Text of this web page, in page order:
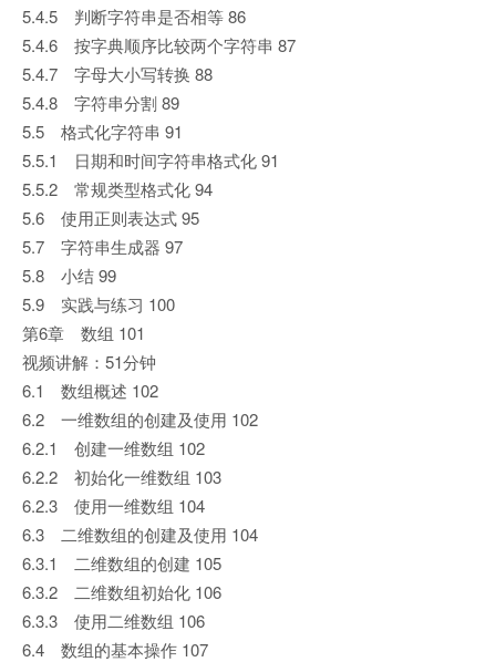
5.4.5 判断字符串是否相等 86
5.4.6 按字典顺序比较两个字符串 87
5.4.7 字母大小写转换 88
5.4.8 字符串分割 89
5.5 格式化字符串 91
5.5.1 日期和时间字符串格式化 91
5.5.2 常规类型格式化 94
5.6 使用正则表达式 95
5.7 字符串生成器 97
5.8 小结 99
5.9 实践与练习 100
第6章 数组 101
视频讲解：51分钟
6.1 数组概述 102
6.2 一维数组的创建及使用 102
6.2.1 创建一维数组 102
6.2.2 初始化一维数组 103
6.2.3 使用一维数组 104
6.3 二维数组的创建及使用 104
6.3.1 二维数组的创建 105
6.3.2 二维数组初始化 106
6.3.3 使用二维数组 106
6.4 数组的基本操作 107